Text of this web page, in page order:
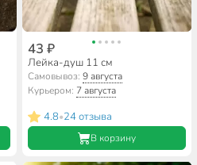
43 ₽
Лейка-душ 11 см
Самовывоз: 9 августа
Курьером: 7 августа
4.8•24 отзыва
В корзину